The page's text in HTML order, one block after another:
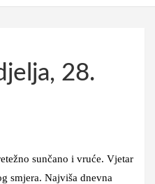
28.
sunčano i vruće. Vjetar
smjera. Najviša dnevna